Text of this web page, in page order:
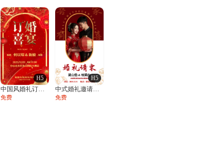
H5
中国风婚礼订婚宴邀请函订婚请柬订婚喜宴
免费
H5
中式婚礼邀请函结婚请柬请帖喜帖
免费